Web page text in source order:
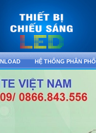
HỆ THỐNG PHÂN PHỐI